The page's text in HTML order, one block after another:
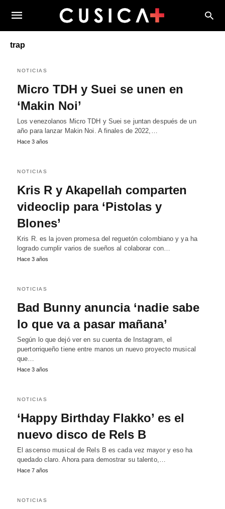
trap
NOTICIAS
Micro TDH y Suei se unen en
‘Makin Noi’
Los venezolanos Micro TDH y Suei se juntan después de un
año para lanzar Makin Noi. A finales de 2022,…
Hace 3 años
NOTICIAS
Kris R y Akapellah comparten
videoclip para ‘Pistolas y
Blones’
Kris R. es la joven promesa del reguetón colombiano y ya ha
logrado cumplir varios de sueños al colaborar con…
Hace 3 años
NOTICIAS
Bad Bunny anuncia ‘nadie sabe
lo que va a pasar mañana’
Según lo que dejó ver en su cuenta de Instagram, el
puertorriqueño tiene entre manos un nuevo proyecto musical
que…
Hace 3 años
NOTICIAS
‘Happy Birthday Flakko’ es el
nuevo disco de Rels B
El ascenso musical de Rels B es cada vez mayor y eso ha
quedado claro. Ahora para demostrar su talento,…
Hace 7 años
NOTICIAS